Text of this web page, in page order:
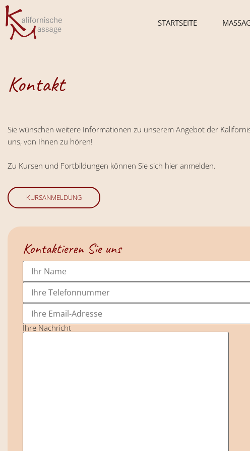
STARTSEITE
Kontakt
Sie wünschen weitere Informationen zu unserem Angebot der
uns, von Ihnen zu hören!
Zu Kursen und Fortbildungen können Sie sich hier anmelden.
KURSANMELDUNG
Kontaktieren Sie uns
Ihre Nachricht